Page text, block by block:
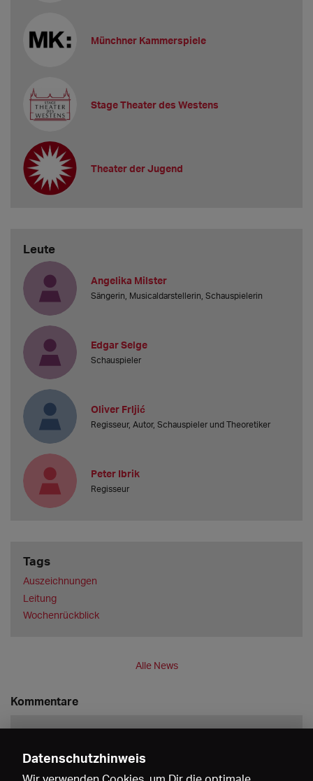
Münchner Kammerspiele
Stage Theater des Westens
Theater der Jugend
Leute
Angelika Milster
Sängerin, Musicaldarstellerin, Schauspielerin
Edgar Selge
Schauspieler
Oliver Frljić
Regisseur, Autor, Schauspieler und Theoretiker
Peter Ibrik
Regisseur
Tags
Auszeichnungen
Leitung
Wochenrückblick
Alle News
Kommentare
Datenschutzhinweis